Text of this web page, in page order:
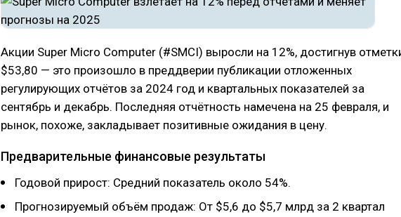
Акции Super Micro Computer (#SMCI) выросли на 12%, достигнув
$53,80 — это произошло в преддверии публикации отложенных
регулирующих отчётов за 2024 год и квартальных показателей за
сентябрь и декабрь. Последняя отчётность намечена на 25 февраля, и
рынок, похоже, закладывает позитивные ожидания в цену.
Предварительные финансовые результаты
Годовой прирост: Средний показатель около 54%.
Прогнозируемый объём продаж: От $5,6 до $5,7 млрд за 2 квартал